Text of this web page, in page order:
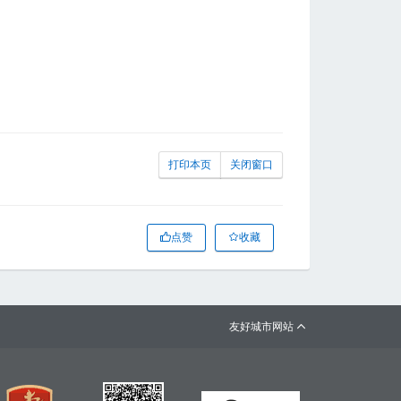
打印本页 关闭窗口
点赞 收藏
友好城市网站 